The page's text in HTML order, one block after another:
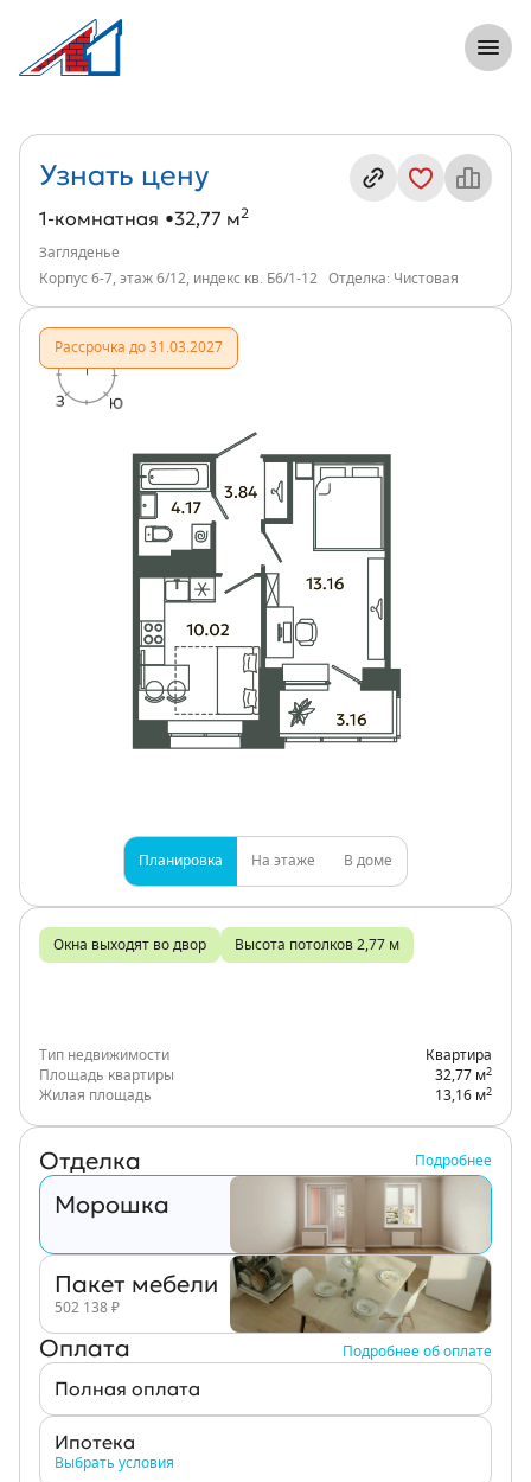
1-комнатная, 33 м², ЖК Загляденье,
Информация о квартире
Узнать цену
1-комнатная 32,77 м2
Загляденье
Корпус 6-7, этаж 6/12, индекс кв. Б6/1-12
Отделка: Чистовая
Рассрочка до 31.03.2027
Планировка На этаже В доме
Окна выходят во двор Высота потолков 2,77 м
Тип недвижимости
Квартира
Площадь квартиры
32,77 м2
Жилая площадь 13,16 м2
Отделка Подробнее
Морошка
Пакет мебели
502 138 ₽
Оплата Подробнее об оплате
Полная оплата
Ипотека
Выбрать условия